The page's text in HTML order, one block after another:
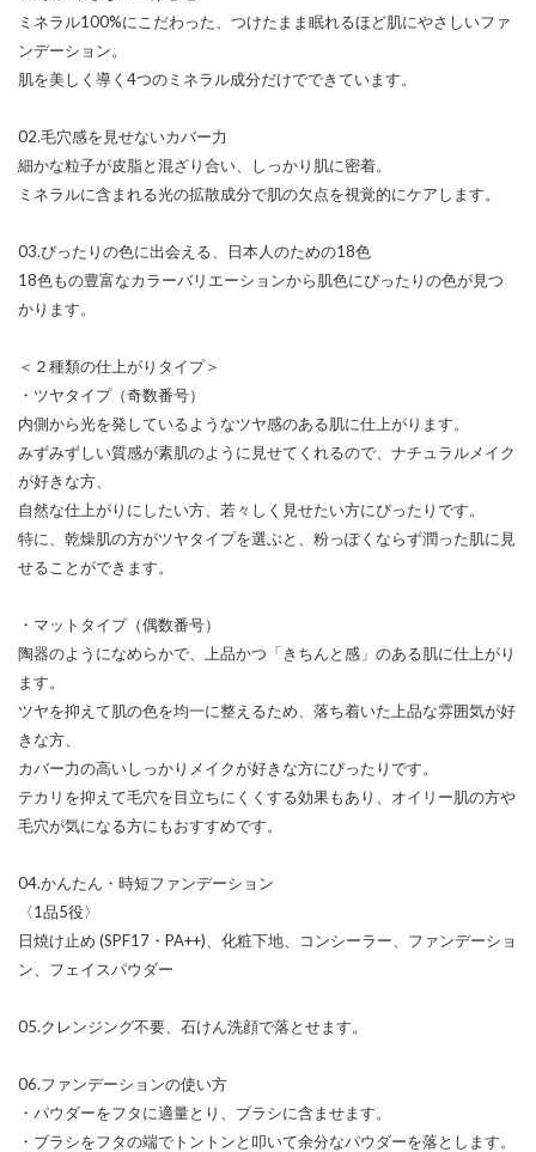
ミネラル100%にこだわった、つけたまま眠れるほど肌にやさしいファ
ンデーション。
肌を美しく導く4つのミネラル成分だけでできています。
02.毛穴感を見せないカバー力
細かな粒子が皮脂と混ざり合い、しっかり肌に密着。
ミネラルに含まれる光の拡散成分で肌の欠点を視覚的にケアします。
03.ぴったりの色に出会える、日本人のための18色
18色もの豊富なカラーバリエーションから肌色にぴったりの色が見つ
かります。
＜２種類の仕上がりタイプ＞
・ツヤタイプ（奇数番号）
内側から光を発しているようなツヤ感のある肌に仕上がります。
みずみずしい質感が素肌のように見せてくれるので、ナチュラルメイク
が好きな方、
自然な仕上がりにしたい方、若々しく見せたい方にぴったりです。
特に、乾燥肌の方がツヤタイプを選ぶと、粉っぽくならず潤った肌に見
せることができます。
・マットタイプ（偶数番号）
陶器のようになめらかで、上品かつ「きちんと感」のある肌に仕上がり
ます。
ツヤを抑えて肌の色を均一に整えるため、落ち着いた上品な雰囲気が好
きな方、
カバー力の高いしっかりメイクが好きな方にぴったりです。
テカリを抑えて毛穴を目立ちにくくする効果もあり、オイリー肌の方や
毛穴が気になる方にもおすすめです。
04.かんたん・時短ファンデーション
〈1品5役〉
日焼け止め (SPF17・PA++)、化粧下地、コンシーラー、ファンデーショ
ン、フェイスパウダー
05.クレンジング不要、石けん洗顔で落とせます。
06.ファンデーションの使い方
・パウダーをフタに適量とり、ブラシに含ませます。
・ブラシをフタの端でトントンと叩いて余分なパウダーを落とします。